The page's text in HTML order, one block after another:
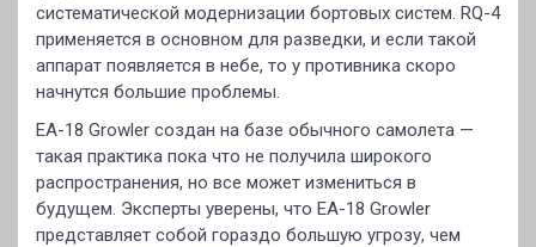
систематической модернизации бортовых систем. RQ-4
применяется в основном для разведки, и если такой
аппарат появляется в небе, то у противника скоро
начнутся большие проблемы.
EA-18 Growler создан на базе обычного самолета —
такая практика пока что не получила широкого
распространения, но все может измениться в
будущем. Эксперты уверены, что EA-18 Growler
представляет собой гораздо большую угрозу, чем